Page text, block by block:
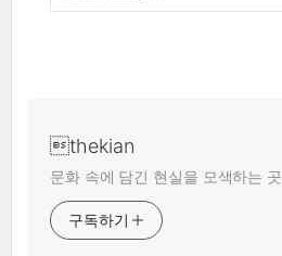
thekian
문화 속에 담긴 현실을 모색하는 곳
구독하기